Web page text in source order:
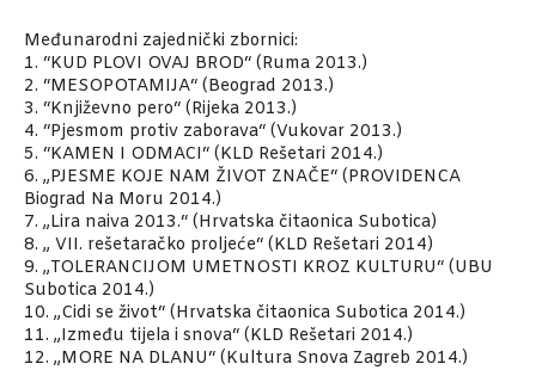
Međunarodni zajednički zbornici:
1. “KUD PLOVI OVAJ BROD“ (Ruma 2013.)
2. “MESOPOTAMIJA“ (Beograd 2013.)
3. “Književno pero“ (Rijeka 2013.)
4. “Pjesmom protiv zaborava“ (Vukovar 2013.)
5. “KAMEN I ODMACI“ (KLD Rešetari 2014.)
6. „PJESME KOJE NAM ŽIVOT ZNAČE“ (PROVIDENCA
Biograd Na Moru 2014.)
7. „Lira naiva 2013.“ (Hrvatska čitaonica Subotica)
8. „ VII. rešetaračko proljeće“ (KLD Rešetari 2014)
9. „TOLERANCIJOM UMETNOSTI KROZ KULTURU“ (UBU
Subotica 2014.)
10. „Cidi se život“ (Hrvatska čitaonica Subotica 2014.)
11. „Između tijela i snova“ (KLD Rešetari 2014.)
12. „MORE NA DLANU“ (Kultura Snova Zagreb 2014.)